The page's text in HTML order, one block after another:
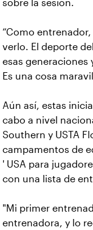
sobre la sesión.
“Como
verlo. El deporte
esas generaciones
Es una cosa
Aún así, estas
cabo a nivel
Southern y USTA
campamentos de
' USA para
con una lista de
"Mi primer
entrenadora, y lo